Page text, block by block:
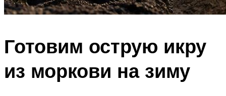
Готовим острую икру
из моркови на зиму